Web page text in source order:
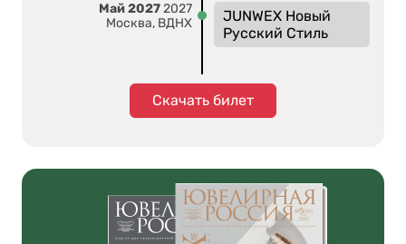
Май 20272027
Москва, ВДНХ
JUNWEX Новый
Русский Стиль
Скачать билет